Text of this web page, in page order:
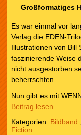
Großformatiges
Es war einmal vor
Verlag die EDEN-
Illustrationen von Bill
faszinierende Weise
nicht ausgestorben
beherrschten.
Nun gibt es mit
Beitrag lesen…
Kategorien: Bildband ,
Fiction